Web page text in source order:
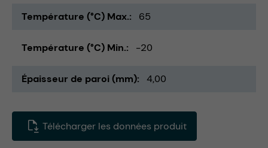
Température (°C) Max. 65
Température (°C) Min. -20
Épaisseur de paroi (mm) 4,00
Télécharger les données produit